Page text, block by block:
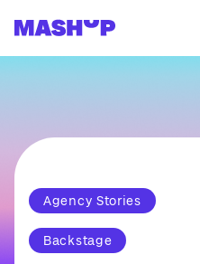
Agency Stories
Backstage